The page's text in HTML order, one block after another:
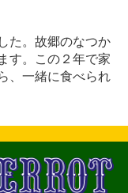
た。故郷のなつか
す。この２年で家
、一緒に食べられ